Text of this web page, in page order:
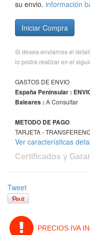
su envio. información
Iniciar Compra
Si desea enviarnos el
lo podra realizar en el
GASTOS DE ENVIO
España Peninsular :
Baleares : A Consultar
METODO DE PAGO
TARJETA -
Ver características
Certificados y
Tweet
PRECIOS IVA